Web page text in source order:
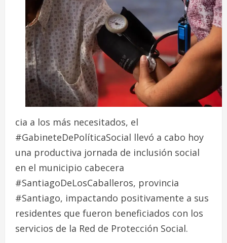
cia a los más necesitados, el
#GabineteDePolíticaSocial llevó a cabo hoy
una productiva jornada de inclusión social
en el municipio cabecera
#SantiagoDeLosCaballeros, provincia
#Santiago, impactando positivamente a sus
residentes que fueron beneficiados con los
servicios de la Red de Protección Social.